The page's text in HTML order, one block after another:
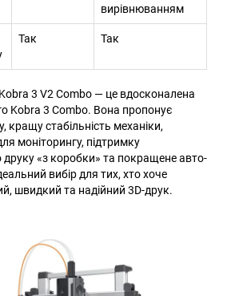
вирівнюванням
Так Так
3 V2 Combo — це вдосконалена
Kobra 3 Combo. Вона пропонує
кращу стабільність механіки,
моніторингу, підтримку
«з коробки» та покращене авто-
вибір для тих, хто хоче
швидкий та надійний 3D-друк.